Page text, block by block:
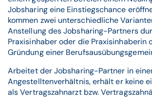
Jobsharing eine Einstiegschance
kommen zwei unterschiedliche
Anstellung des Jobsharing-Partners
Praxisinhaber oder die Praxisinhaberin
Gründung einer
Arbeitet der Jobsharing-Partner in
Angestelltenverhältnis, erhält er keine
als Vertragszahnarzt bzw.